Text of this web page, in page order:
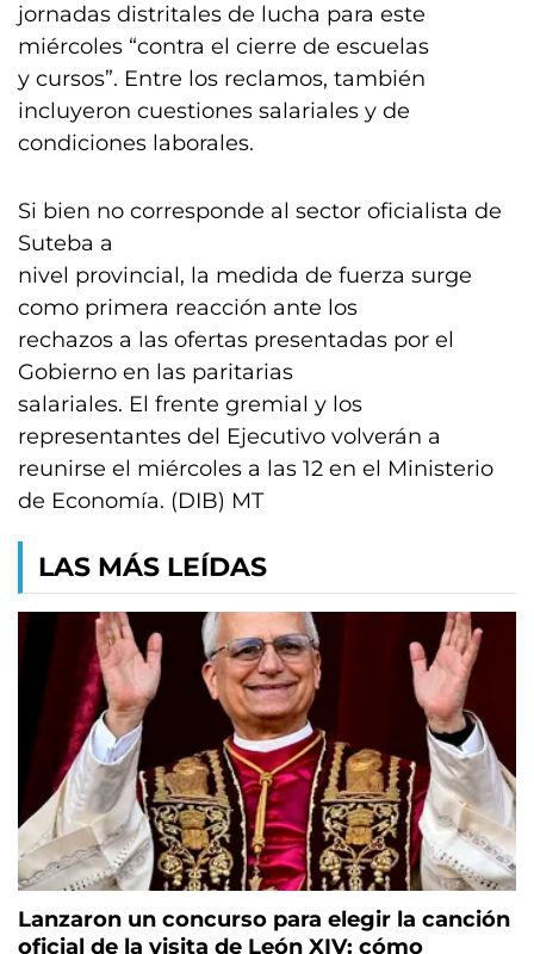
jornadas distritales de lucha para este
miércoles “contra el cierre de escuelas
y cursos”. Entre los reclamos, también
incluyeron cuestiones salariales y de
condiciones laborales.
Si bien no corresponde al sector oficialista de
Suteba a
nivel provincial, la medida de fuerza surge
como primera reacción ante los
rechazos a las ofertas presentadas por el
Gobierno en las paritarias
salariales. El frente gremial y los
representantes del Ejecutivo volverán a
reunirse el miércoles a las 12 en el Ministerio
de Economía. (DIB) MT
LAS MÁS LEÍDAS
Lanzaron un concurso para elegir la canción
oficial de la visita de León XIV: cómo